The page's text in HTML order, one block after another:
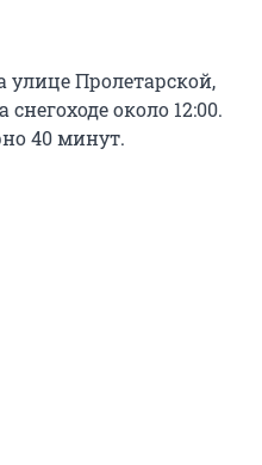
Пролетарской,
около 12:00.
40 минут.